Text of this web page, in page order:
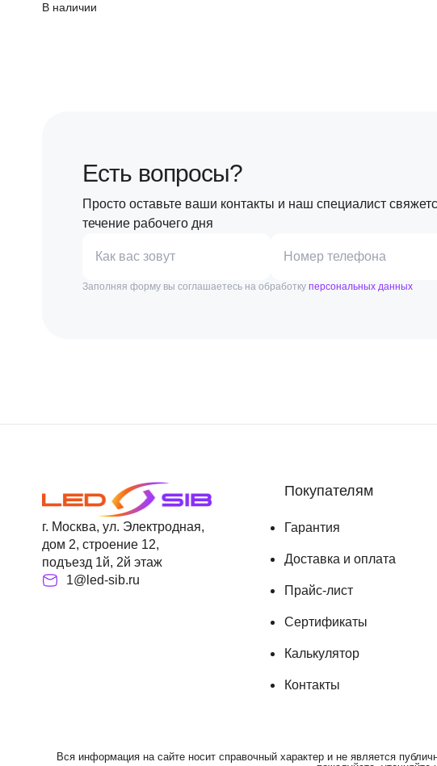
В наличии
Есть вопросы?
Просто оставьте ваши контакты и наш специалист
течение рабочего дня
Как вас зовут Номер телефона
Заполняя форму вы соглашаетесь на обработку персональных данных
г. Москва, ул. Электродная,
дом 2, строение 12,
подъезд 1й, 2й этаж
1@led-sib.ru
Покупателям
Гарантия
Доставка и оплата
Прайс-лист
Сертификаты
Калькулятор
Контакты
Вся информация на сайте носит справочный характер и не является